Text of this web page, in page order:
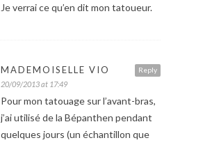
Je verrai ce qu’en dit mon tatoueur.
Reply
MADEMOISELLE VIO
20/09/2013 at 17:49
Pour mon tatouage sur l’avant-bras,
j’ai utilisé de la Bépanthen pendant
quelques jours (un échantillon que